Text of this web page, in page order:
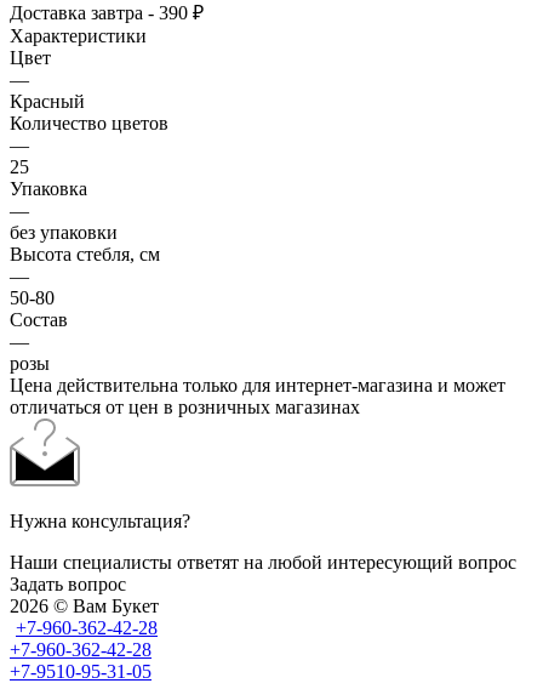
Доставка завтра - 390 ₽
Характеристики
Цвет
—
Красный
Количество цветов
—
25
Упаковка
—
без упаковки
Высота стебля, см
—
50-80
Состав
—
розы
Цена действительна только для интернет-магазина и может
отличаться от цен в розничных магазинах
Нужна консультация?
Наши специалисты ответят на любой интересующий вопрос
Задать вопрос
2026 © Вам Букет
+7-960-362-42-28
+7-960-362-42-28
+7-9510-95-31-05